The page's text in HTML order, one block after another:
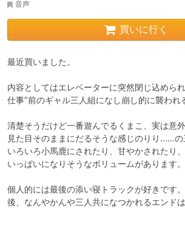
音声
買いに行く
最近買いました。
内容としてはエレベーターに突然閉じ込めら
仕事”前のギャル三人組になし崩し的に襲われ
清楚そうだけど一番遊んでるくまこ、実は意
見た目そのままにだるそうな感じのりり……の
いろいろ小馬鹿にされたり、甘やかされたり
いっぱいになりそうなボリュームがあります。
個人的には最後の添い寝トラックが好きです
後、なんやかんや三人共になつかれるエンド